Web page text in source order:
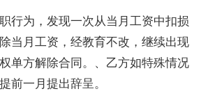
行为，发现一次从当月工资中扣损
当月工资，经教育不改，继续出现
单方解除合同。、乙方如特殊情况
前一月提出辞呈。